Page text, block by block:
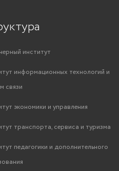
институт
информационных технологий и
связи
экономики и управления
транспорта, сервиса и туризма
педагогики и дополнительного